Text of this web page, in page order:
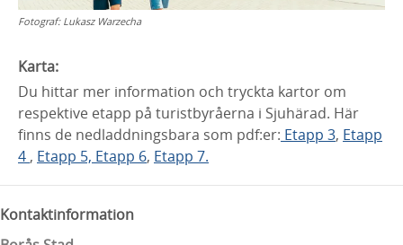
Fotograf: Lukasz Warzecha
Karta:
Du hittar mer information och tryckta kartor om
respektive etapp på turistbyråerna i Sjuhärad. Här
finns de nedladdningsbara som pdf:er: Etapp 3, Etapp
4 , Etapp 5, Etapp 6, Etapp 7.
Kontaktinformation